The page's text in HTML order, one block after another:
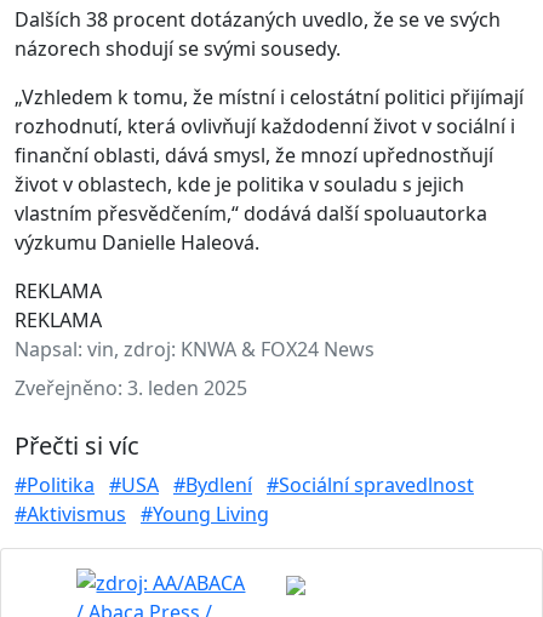
Dalších 38 procent dotázaných uvedlo, že se ve svých
názorech shodují se svými sousedy.
„Vzhledem k tomu, že místní i celostátní politici přijímají
rozhodnutí, která ovlivňují každodenní život v sociální i
finanční oblasti, dává smysl, že mnozí upřednostňují
život v oblastech, kde je politika v souladu s jejich
vlastním přesvědčením,“ dodává další spoluautorka
výzkumu Danielle Haleová.
REKLAMA
REKLAMA
Napsal: vin, zdroj: KNWA & FOX24 News
Zveřejněno: 3. leden 2025
Přečti si víc
#Politika #USA #Bydlení #Sociální spravedlnost
#Aktivismus #Young Living